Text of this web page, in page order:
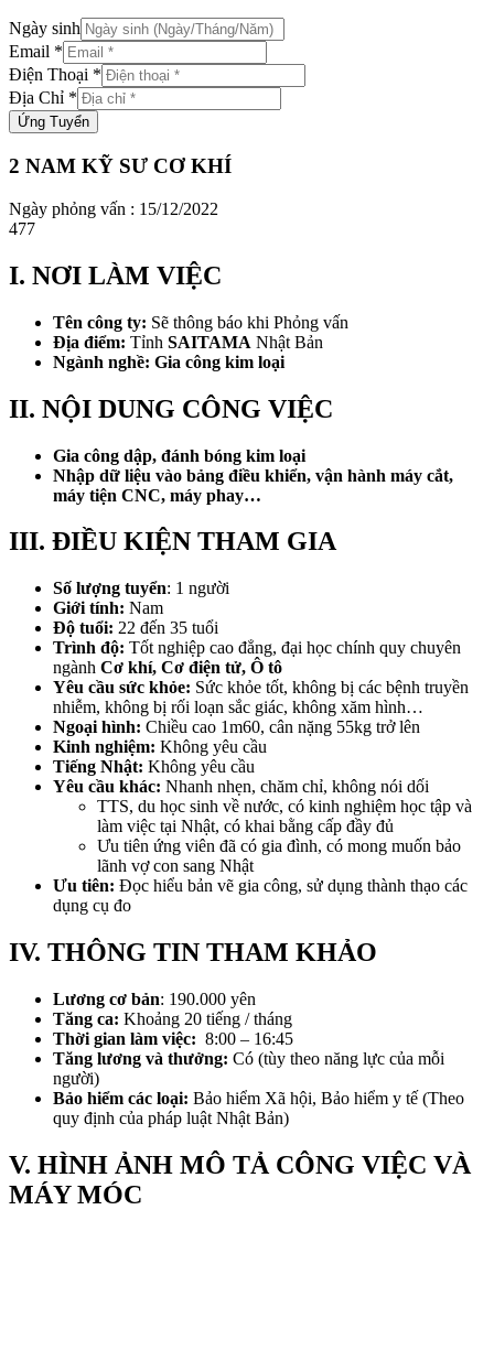
Ngày sinh
Email *
Điện Thoại *
Địa Chỉ *
Ứng Tuyển
2 NAM KỸ SƯ CƠ KHÍ
Ngày phỏng vấn : 15/12/2022
477
I. NƠI LÀM VIỆC
Tên công ty: Sẽ thông báo khi Phỏng vấn
Địa điểm: Tỉnh SAITAMA Nhật Bản
Ngành nghề: Gia công kim loại
II. NỘI DUNG CÔNG VIỆC
Gia công dập, đánh bóng kim loại
Nhập dữ liệu vào bảng điều khiển, vận hành máy cắt,
máy tiện CNC, máy phay…
III. ĐIỀU KIỆN THAM GIA
Số lượng tuyển: 1 người
Giới tính: Nam
Độ tuổi: 22 đến 35 tuổi
Trình độ: Tốt nghiệp cao đẳng, đại học chính quy chuyên
ngành Cơ khí, Cơ điện tử, Ô tô
Yêu cầu sức khỏe: Sức khỏe tốt, không bị các bệnh truyền
nhiễm, không bị rối loạn sắc giác, không xăm hình…
Ngoại hình: Chiều cao 1m60, cân nặng 55kg trở lên
Kinh nghiệm: Không yêu cầu
Tiếng Nhật: Không yêu cầu
Yêu cầu khác: Nhanh nhẹn, chăm chỉ, không nói dối
TTS, du học sinh về nước, có kinh nghiệm học tập và
làm việc tại Nhật, có khai bằng cấp đầy đủ
Ưu tiên ứng viên đã có gia đình, có mong muốn bảo
lãnh vợ con sang Nhật
Ưu tiên: Đọc hiểu bản vẽ gia công, sử dụng thành thạo các
dụng cụ đo
IV. THÔNG TIN THAM KHẢO
Lương cơ bản: 190.000 yên
Tăng ca: Khoảng 20 tiếng / tháng
Thời gian làm việc: 8:00 – 16:45
Tăng lương và thưởng: Có (tùy theo năng lực của mỗi
người)
Bảo hiểm các loại: Bảo hiểm Xã hội, Bảo hiểm y tế (Theo
quy định của pháp luật Nhật Bản)
V. HÌNH ẢNH MÔ TẢ CÔNG VIỆC VÀ
MÁY MÓC